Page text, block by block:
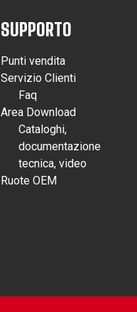
SUPPORTO
Punti vendita
Servizio Clienti
Faq
Area Download
Cataloghi,
documentazione
tecnica, video
Ruote OEM